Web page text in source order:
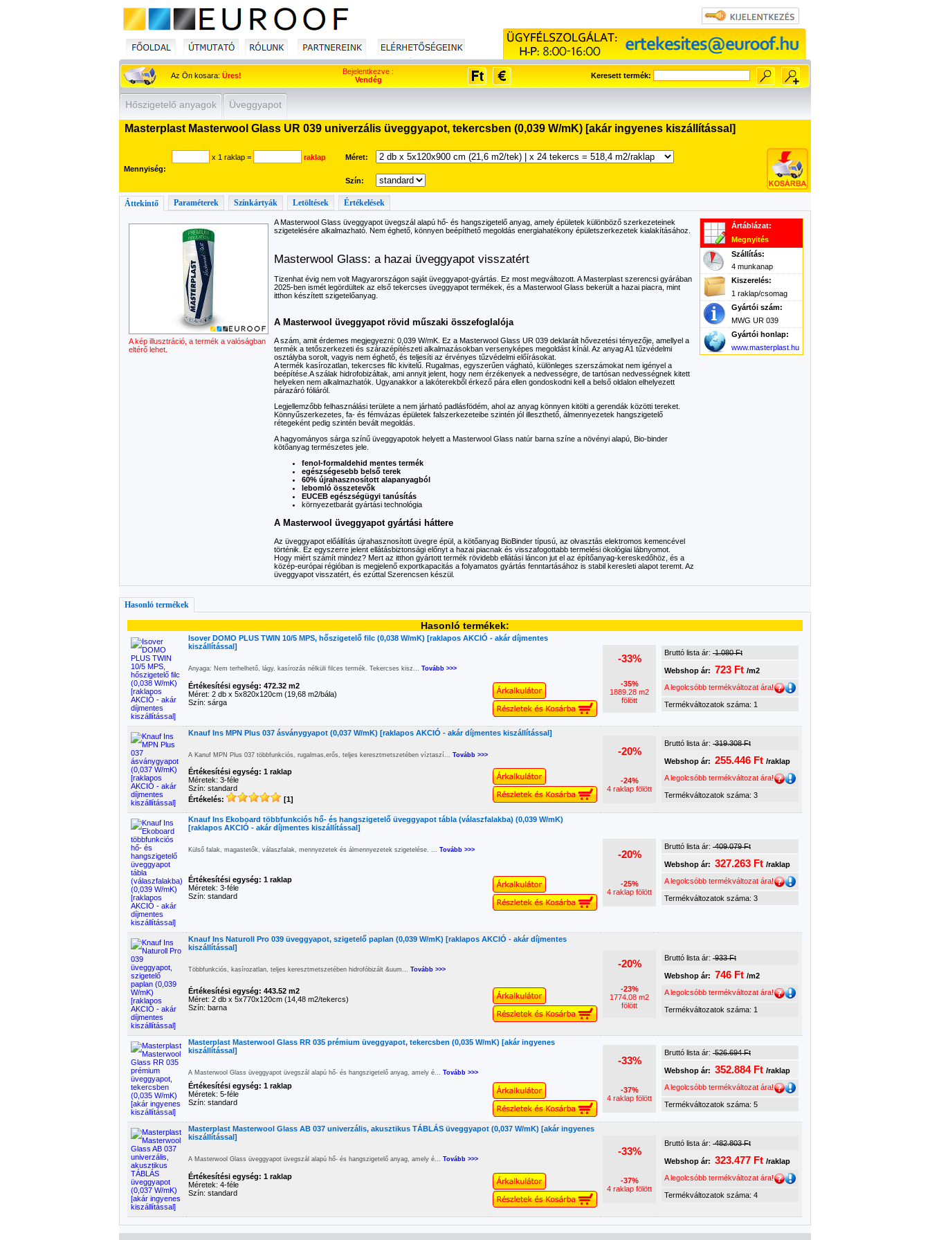
Az Ön kosara: Üres!
Bejelentkezve :
Vendég
Keresett termék:
Hőszigetelő anyagok Üveggyapot
Masterplast Masterwool Glass UR 039 univerzális üveggyapot, tekercsben (0,039 W/mK) [akár ingyenes kiszállítással]
Mennyiség:
x 1 raklap = raklap Méret:
Szín:
Áttekintő Paraméterek Színkártyák Letöltések Értékelések
A kép illusztráció, a termék a valóságban
eltérő lehet.
A Masterwool Glass üveggyapot üvegszál alapú hő- és hangszigetelő anyag, amely épületek különböző szerkezeteinek
szigetelésére alkalmazható. Nem éghető, könnyen beépíthető megoldás energiahatékony épületszerkezetek kialakításához.
Masterwool Glass: a hazai üveggyapot visszatért
Tizenhat évig nem volt Magyarországon saját üveggyapot-gyártás. Ez most megváltozott. A Masterplast szerencsi gyárában
2025-ben ismét legördültek az első tekercses üveggyapot termékek, és a Masterwool Glass bekerült a hazai piacra, mint
itthon készített szigetelőanyag.
A Masterwool üveggyapot rövid műszaki összefoglalója
A szám, amit érdemes megjegyezni: 0,039 W/mK. Ez a Masterwool Glass UR 039 deklarált hővezetési tényezője, amellyel a
termék a tetőszerkezeti és szárazépítészeti alkalmazásokban versenyképes megoldást kínál. Az anyag A1 tűzvédelmi
osztályba sorolt, vagyis nem éghető, és teljesíti az érvényes tűzvédelmi előírásokat.
A termék kasírozatlan, tekercses filc kivitelű. Rugalmas, egyszerűen vágható, különleges szerszámokat nem igényel a
beépítése.A szálak hidrofobizáltak, ami annyit jelent, hogy nem érzékenyek a nedvességre, de tartósan nedvességnek kitett
helyeken nem alkalmazhatók. Ugyanakkor a lakóterekből érkező pára ellen gondoskodni kell a belső oldalon elhelyezett
párazáró fóliáról.
Legjellemzőbb felhasználási területe a nem járható padlásfödém, ahol az anyag könnyen kitölti a gerendák közötti tereket.
Könnyűszerkezetes, fa- és fémvázas épületek falszerkezeteibe szintén jól illeszthető, álmennyezetek hangszigetelő
rétegeként pedig szintén bevált megoldás.
A hagyományos sárga színű üveggyapotok helyett a Masterwool Glass natúr barna színe a növényi alapú, Bio-binder
kötőanyag természetes jele.
fenol-formaldehid mentes termék
egészségesebb belső terek
60% újrahasznosított alapanyagból
lebomló összetevők
EUCEB egészségügyi tanúsítás
környezetbarát gyártási technológia
A Masterwool üveggyapot gyártási háttere
Az üveggyapot előállítás újrahasznosított üvegre épül, a kötőanyag BioBinder típusú, az olvasztás elektromos kemencével
történik. Ez egyszerre jelent ellátásbiztonsági előnyt a hazai piacnak és visszafogottabb termelési ökológiai lábnyomot.
Hogy miért számít mindez? Mert az itthon gyártott termék rövidebb ellátási láncon jut el az építőanyag-kereskedőhöz, és a
közép-európai régióban is megjelenő exportkapacitás a folyamatos gyártás fenntartásához is stabil keresleti alapot teremt. Az
üveggyapot visszatért, és ezúttal Szerencsen készül.
Ártáblázat:
Megnyités
Szállítás:
4 munkanap
Kiszerelés:
1 raklap/csomag
Gyártói szám:
MWG UR 039
Gyártói honlap:
www.masterplast.hu
Hasonló termékek
Hasonló termékek:
Isover DOMO PLUS TWIN 10/5 MPS, hőszigetelő filc (0,038 W/mK) [raklapos AKCIÓ - akár díjmentes
kiszállítással]
Anyaga: Nem terhelhető, lágy, kasírozás nélküli filces termék. Tekercses kisz... Tovább >>>
-33%
-35%
1889.28 m2
fölött
Bruttó lista ár: 1.080 Ft
Webshop ár: 723 Ft /m2
A legolcsóbb termékváltozat ára!
Termékváltozatok száma: 1
Értékesítési egység: 472.32 m2
Méret: 2 db x 5x820x120cm (19,68 m2/bála)
Szín: sárga
Knauf Ins MPN Plus 037 ásványgyapot (0,037 W/mK) [raklapos AKCIÓ - akár díjmentes kiszállítással]
A Kanuf MPN Plus 037 többfunkciós, rugalmas,erős, teljes keresztmetszetében víztaszí... Tovább >>> -20%
-24%
4 raklap fölött
Bruttó lista ár: 319.308 Ft
Webshop ár: 255.446 Ft /raklap
A legolcsóbb termékváltozat ára!
Termékváltozatok száma: 3
Értékesítési egység: 1 raklap
Méretek: 3-féle
Szín: standard
Értékelés:
[1]
Knauf Ins Ekoboard többfunkciós hő- és hangszigetelő üveggyapot tábla (válaszfalakba) (0,039 W/mK)
[raklapos AKCIÓ - akár díjmentes kiszállítással]
Külső falak, magastetők, válaszfalak, mennyezetek és álmennyezetek szigetelése. ... Tovább >>> -20%
-25%
4 raklap fölött
Bruttó lista ár: 409.079 Ft
Webshop ár: 327.263 Ft /raklap
A legolcsóbb termékváltozat ára!
Termékváltozatok száma: 3
Értékesítési egység: 1 raklap
Méretek: 3-féle
Szín: standard
Knauf Ins Naturoll Pro 039 üveggyapot, szigetelő paplan (0,039 W/mK) [raklapos AKCIÓ - akár díjmentes
kiszállítással]
Többfunkciós, kasírozatlan, teljes keresztmetszetében hidrofóbizált &uum... Tovább >>> -20%
-23%
1774.08 m2
fölött
Bruttó lista ár: 933 Ft
Webshop ár: 746 Ft /m2
A legolcsóbb termékváltozat ára!
Termékváltozatok száma: 1
Értékesítési egység: 443.52 m2
Méret: 2 db x 5x770x120cm (14,48 m2/tekercs)
Szín: barna
Masterplast Masterwool Glass RR 035 prémium üveggyapot, tekercsben (0,035 W/mK) [akár ingyenes
kiszállítással]
A Masterwool Glass üveggyapot üvegszál alapú hő- és hangszigetelő anyag, amely é... Tovább >>>
-33%
-37%
4 raklap fölött
Bruttó lista ár: 526.694 Ft
Webshop ár: 352.884 Ft /raklap
A legolcsóbb termékváltozat ára!
Termékváltozatok száma: 5
Értékesítési egység: 1 raklap
Méretek: 5-féle
Szín: standard
Masterplast Masterwool Glass AB 037 univerzális, akusztikus TÁBLÁS üveggyapot (0,037 W/mK) [akár ingyenes
kiszállítással]
A Masterwool Glass üveggyapot üvegszál alapú hő- és hangszigetelő anyag, amely é... Tovább >>>
-33%
-37%
4 raklap fölött
Bruttó lista ár: 482.803 Ft
Webshop ár: 323.477 Ft /raklap
A legolcsóbb termékváltozat ára!
Termékváltozatok száma: 4
Értékesítési egység: 1 raklap
Méretek: 4-féle
Szín: standard